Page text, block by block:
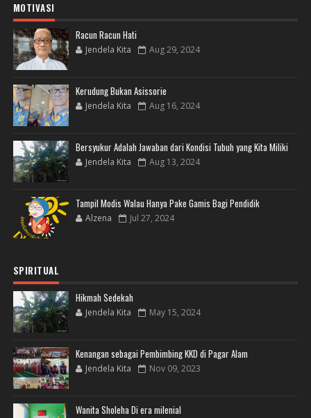
MOTIVASI
Racun Racun Hati
Jendela Kita Aug 29, 2024
Kerudung Bukan Asissorie
Jendela Kita Aug 16, 2024
Bersyukur Adalah Jawaban dari Kondisi Tubuh yang Kita Miliki
Jendela Kita Aug 13, 2024
Tampil Modis Walau Hanya Pake Gamis Bagi Pendidik
Alzena Jul 27, 2024
SPIRITUAL
Hikmah Sedekah
Jendela Kita May 15, 2024
Kenangan sebagai Pembimbing KKD di Pagar Alam
Jendela Kita Nov 09, 2023
Wanita Sholeha Di era milenial